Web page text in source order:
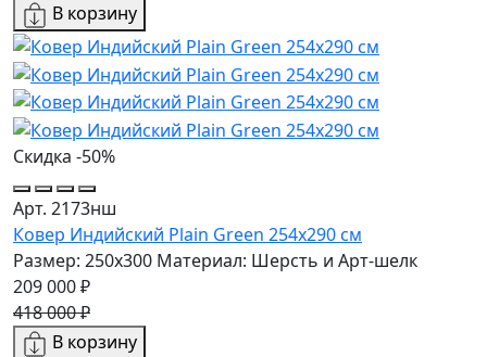
В корзину
Скидка -50%
Арт. 2173нш
Ковер Индийский Plain Green 254x290 см
Размер: 250x300 Материал: Шерсть и Арт-шелк
209 000 ₽
418 000 ₽
В корзину